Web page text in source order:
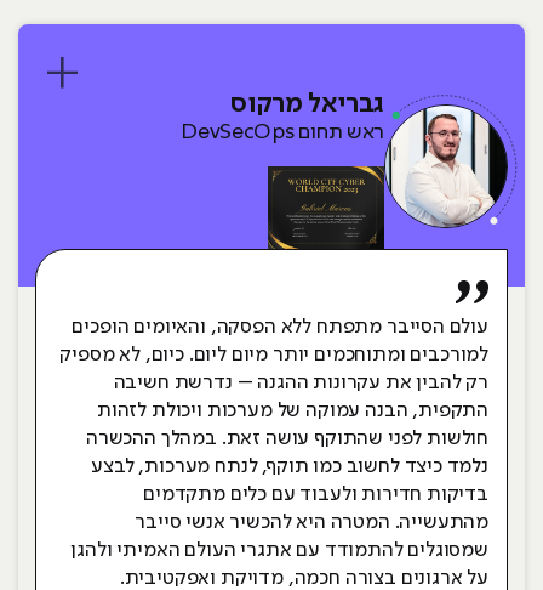
גבריאל מרקוס
ראש תחום DevSecOps
עולם הסייבר מתפתח ללא הפסקה, והאיומים הופכים
למורכבים ומתוחכמים יותר מיום ליום. כיום, לא מספיק
רק להבין את עקרונות ההגנה – נדרשת חשיבה
התקפית, הבנה עמוקה של מערכות ויכולת לזהות
חולשות לפני שהתוקף עושה זאת. במהלך ההכשרה
נלמד כיצד לחשוב כמו תוקף, לנתח מערכות, לבצע
בדיקות חדירות ולעבוד עם כלים מתקדמים
מהתעשייה. המטרה היא להכשיר אנשי סייבר
שמסוגלים להתמודד עם אתגרי העולם האמיתי ולהגן
על ארגונים בצורה חכמה, מדויקת ואפקטיבית.